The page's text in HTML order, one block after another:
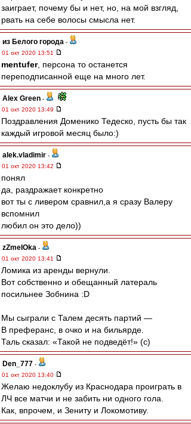
заиграет, почему бы и нет, но, на мой взгляд,
рвать на себе волосы смысла нет.
из Белого города -
01 окт 2020 13:51
mentufer, персона то останется
переподписанной еще на много лет.
Alex Green -
01 окт 2020 13:49
Поздравления Доменико Тедеско, пусть бы так
каждый игровой месяц было:)
alek.vladimir -
01 окт 2020 13:42
понял
да, раздражает конкретно
вот ты с ливером сравнил,а я сразу Валеру
вспомнил
любил он это дело))
zZmeIOka -
01 окт 2020 13:41
Ломика из аренды вернули.
Вот собственно и обещанный латераль
посильнее Зобнина :D
Мы сыграли с Талем десять партий —
В преферанс, в очко и на бильярде.
Таль сказал: «Такой не подведёт!» (с)
Den_777 -
01 окт 2020 13:40
Желаю недоклубу из Краснодара проиграть в
ЛЧ все матчи и не забить ни одного гола.
Как, впрочем, и Зениту и Локомотиву.